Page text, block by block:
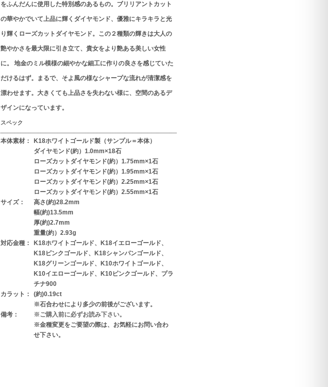
をふんだんに使用した特別感のあるもの。ブリリアントカット
の華やかでいて上品に輝くダイヤモンド、優雅にキラキラと光
り輝くローズカットダイヤモンド。この２種類の輝きは大人の
艶やかさを最大限に引き立て、貴女をより艶ある美しい女性
に。 地金のミル模様の細やかな細工に作りの良さを感じていた
だけるはず。まるで、そよ風の様なシャープな流れが清潔感を
漂わせます。大きくても上品さを失わない様に、空間のあるデ
ザインになっています。
スペック
本体素材：
K18ホワイトゴールド製（サンプル＝本体）
ダイヤモンド(約）1.0mm×18石
ローズカットダイヤモンド(約）1.75mm×1石
ローズカットダイヤモンド(約）1.95mm×1石
ローズカットダイヤモンド(約）2.25mm×1石
ローズカットダイヤモンド(約）2.55mm×1石
サイズ：
高さ(約)28.2mm
幅(約)13.5mm
厚(約)2.7mm
重量(約）2.93g
対応金種：
K18ホワイトゴールド、K18イエローゴールド、
K18ピンクゴールド、K18シャンパンゴールド、
K18グリーンゴールド、K10ホワイトゴールド、
K10イエローゴールド、K10ピンクゴールド、プラ
チナ900
カラット：
(約)0.19ct
※石合わせにより多少の前後がございます。
備考：
※ご購入前に必ずお読み下さい。
※金種変更をご要望の際は、お気軽にお問い合わ
せ下さい。